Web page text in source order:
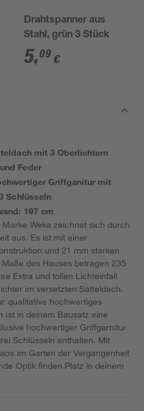
Drahtspanner aus
Stahl, grün 3 Stück
5,09 €
mit 3 Oberlichtern
Feder
Griffganitur mit
Schlüsseln
197 cm
Weka zeichnet sich durch
aus. Es ist mit einer
und 21 mm starken
des Hauses betragen 235
Extra und tollen Lichteinfall
im versetzten Satteldach.
qualitative hochwertiges
ist in deinem Bausatz eine
hochwertiger Griffgarnitur
Schlüsseln enthalten. Mit
im Garten der Vergangenheit
Optik finden Platz in deinem